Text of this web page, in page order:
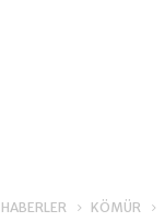
HABERLER KÖMÜR